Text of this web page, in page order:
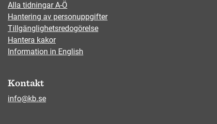
Alla tidningar A-Ö
Hantering av personuppgifter
Tillgänglighetsredogörelse
Hantera kakor
Information in English
Kontakt
info@kb.se